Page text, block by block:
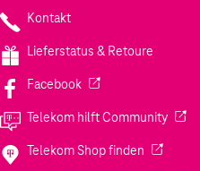
Kontakt
Lieferstatus & Retoure
Facebook(Wird in einem neuen
Telekom hilft Community(Wird
Telekom Shop finden (Wird in